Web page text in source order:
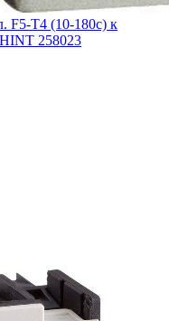
F5-T4 (10-180с) к
258023